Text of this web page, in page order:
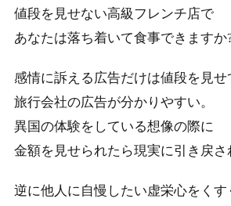
値段を見せない高級フレンチ店で
あなたは落ち着いて食事できますか
感情に訴える広告だけは値段を見せ
旅行会社の広告が分かりやすい。
異国の体験をしている想像の際に
金額を見せられたら現実に引き戻さ
逆に他人に自慢したい虚栄心をく